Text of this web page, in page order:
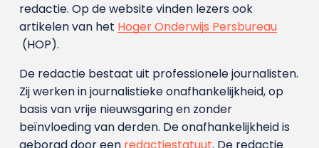
redactie. Op de website vinden lezers ook
artikelen van het Hoger Onderwijs Persbureau
(HOP).
De redactie bestaat uit professionele journalisten.
Zij werken in journalistieke onafhankelijkheid, op
basis van vrije nieuwsgaring en zonder
beïnvloeding van derden. De onafhankelijkheid is